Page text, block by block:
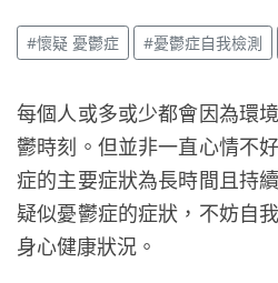
#懷疑 憂鬱症 #憂鬱症自我檢測
每個人或多或少都會因為環
鬱時刻。但並非一直心情不
症的主要症狀為長時間且持
疑似憂鬱症的症狀，不妨自
身心健康狀況。